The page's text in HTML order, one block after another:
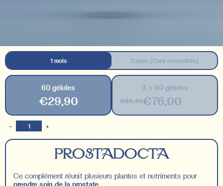
1 mois 3 mois (Cure conseillée)
60 gélules
€29,90
3 x 60 gélules
€89,40€76,00
− +
PROSTADOCTA
Ce complément réunit plusieurs plantes et nutriments pour
prendre soin de la prostate.